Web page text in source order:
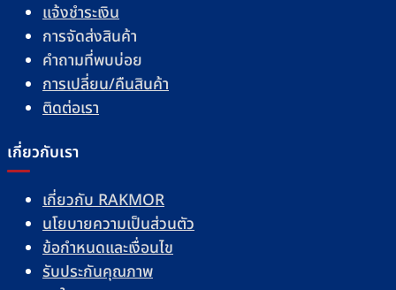
แจ้งชำระเงิน
การจัดส่งสินค้า
คำถามที่พบบ่อย
การเปลี่ยน/คืนสินค้า
ติดต่อเรา
เกี่ยวกับเรา
เกี่ยวกับ RAKMOR
นโยบายความเป็นส่วนตัว
ข้อกำหนดและเงื่อนไข
รับประกันคุณภาพ